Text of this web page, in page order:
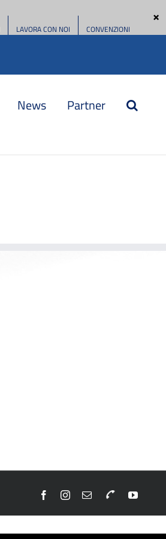
LAVORA CON NOI CONVENZIONI
News Partner
FacebookInstagram
EmailTelefono